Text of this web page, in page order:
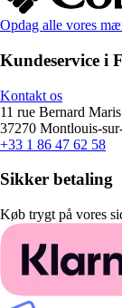
Opdag alle vores
Kundeservice i
Kontakt os
11 rue Bernard Maris
37270 Montlouis-
+33 1 86 47 62 58
Sikker betaling
Køb trygt på vores